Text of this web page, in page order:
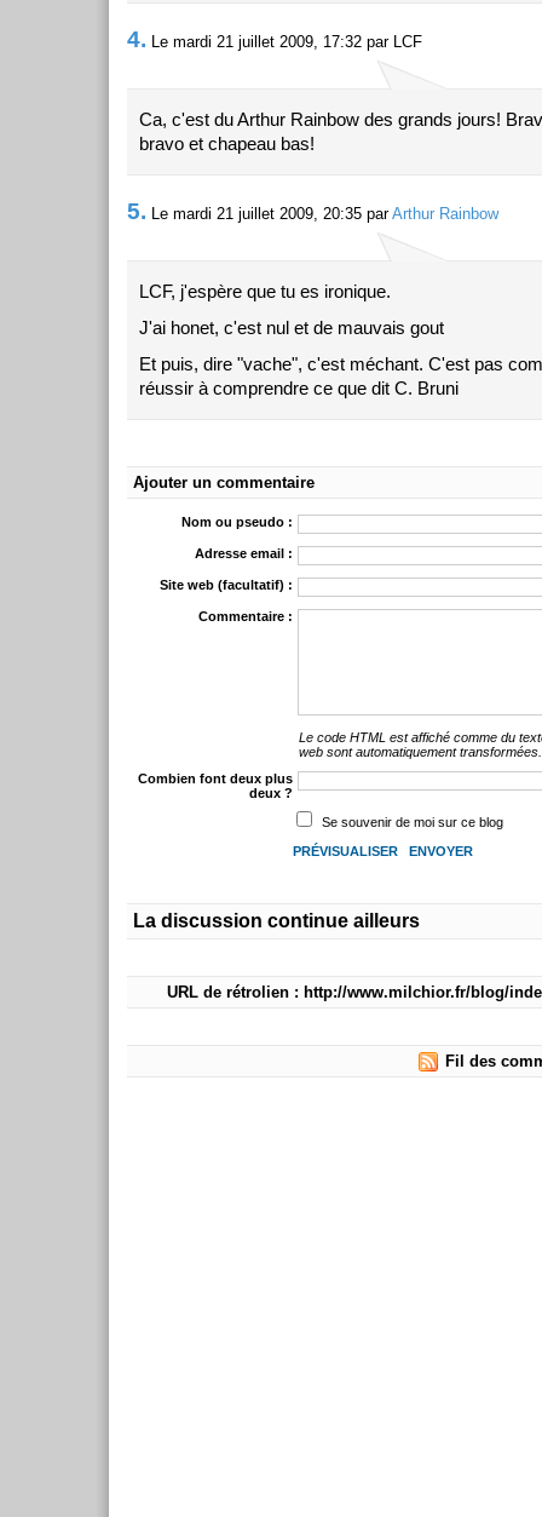
4. Le mardi 21 juillet 2009, 17:32 par LCF
Ca, c'est du Arthur Rainbow des grands jours!
bravo et chapeau bas!
5. Le mardi 21 juillet 2009, 20:35 parArthur Rainbow
LCF, j'espère que tu es ironique.
J'ai honet, c'est nul et de mauvais gout
Et puis, dire "vache", c'est méchant. C'est pas
réussir à comprendre ce que dit C. Bruni
Ajouter un commentaire
Nom ou pseudo :
Adresse email :
Site web (facultatif) :
Commentaire :
Le code HTML est affiché comme du
web sont automatiquement transformées.
Combien font deux plus
deux ?
Se souvenir de moi sur ce blog
La discussion continue ailleurs
URL de rétrolien : http://www.milchior.fr/blog/
Fil des